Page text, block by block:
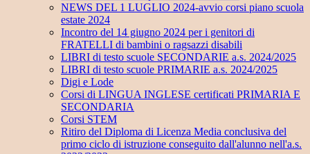
NEWS DEL 1 LUGLIO 2024-avvio corsi piano scuola
estate 2024
Incontro del 14 giugno 2024 per i genitori di
FRATELLI di bambini o ragsazzi disabili
LIBRI di testo scuole SECONDARIE a.s. 2024/2025
LIBRI di testo scuole PRIMARIE a.s. 2024/2025
Digi e Lode
Corsi di LINGUA INGLESE certificati PRIMARIA E
SECONDARIA
Corsi STEM
Ritiro del Diploma di Licenza Media conclusiva del
primo ciclo di istruzione conseguito dall'alunno nell'a.s.